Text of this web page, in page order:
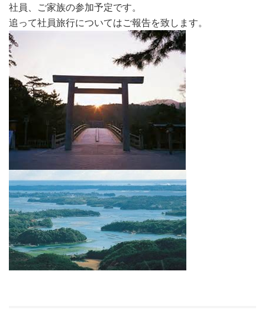
社員、ご家族の参加予定です。
追って社員旅行についてはご報告を致します。